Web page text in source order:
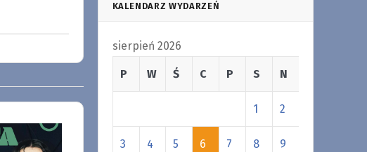
KALENDARZ WYDARZEŃ
sierpień 2026
P W Ś C P S N
1 2
3 4 5 6 7 8 9